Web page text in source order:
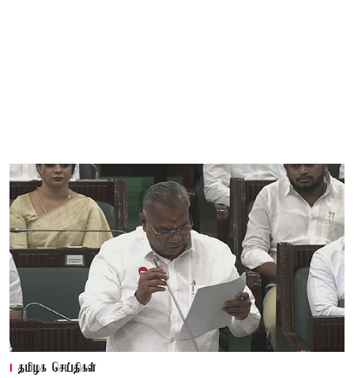
தமிழக செய்திகள்